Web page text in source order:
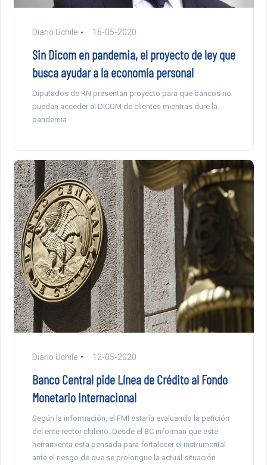
Diario Uchile 16-05-2020
Sin Dicom en pandemia, el proyecto de ley que
busca ayudar a la economía personal
Diputados de RN presentan proyecto para que bancos no
puedan acceder al DICOM de clientes mientras dure la
pandemia
Diario Uchile 12-05-2020
Banco Central pide Línea de Crédito al Fondo
Monetario Internacional
Según la información, el FMI estaría evaluando la petición
del ente rector chileno. Desde el BC informan que este
herramienta esta pensada para fortalecer el instrumental
ante el riesgo de que se prolongue la actual situación